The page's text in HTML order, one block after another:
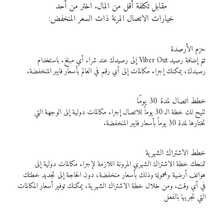
مقابل تكلفة أقل من المال. اختر من أحد
خيارات الاتصال المرنة ذات السعر المنخفض:
حزم الأرصدة
تتم إضافة رصيد Viber Out إلى رصيدك عند شراء أي مبلغ. باستخدام
رصيدك، يمكنك إجراء مكالمات إلى أي رقم في العالم بأسعار فايبر المنخفضة.
خطط اتصال لمدة 30 يومًا
تتيح لك خطة الـ 30 يوماً للاتصال إجراء مكالمات دولية إلى الوجهة التي
تختارها لمدة 30 يوماً بأسعار فايبر المنخفضة.
خطط الاشتراك الشهرية
تمنحك خطة الاشتراك الشهري المرونة اللازمة لإجراء مكالمات دولية إلى
هواتف أرضية ومحمولة وذلك بأسعار منخفضة، دون الحاجة إلى تجديد خطتك
في أي وقت. ومن خلال خطة الاشتراك الشهرية، يمكنك توفير أسعار المكالمات
التي تجريها بالفعل